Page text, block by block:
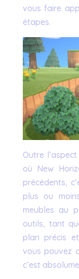
vous faire
étapes.
Outre
où New
précédents,
plus ou
meubles au
outils, tant
plan précis
vous pouvez
c’est